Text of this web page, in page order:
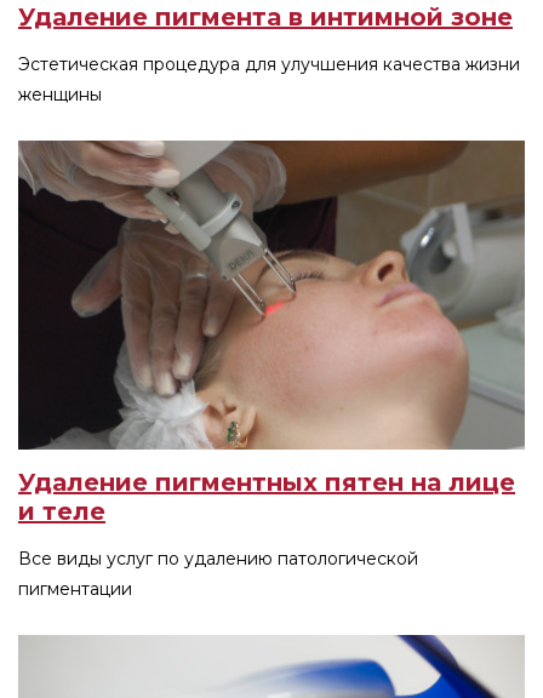
Удаление пигмента в интимной зоне
Эстетическая процедура для улучшения качества жизни
женщины
Удаление пигментных пятен на лице
и теле
Все виды услуг по удалению патологической
пигментации